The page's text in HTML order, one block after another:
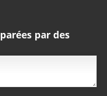
par des